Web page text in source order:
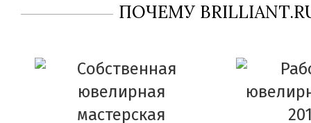
ПОЧЕМУ